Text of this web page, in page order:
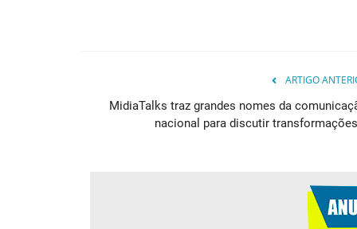
ARTIGO
MidiaTalks traz grandes nomes da
nacional para discutir